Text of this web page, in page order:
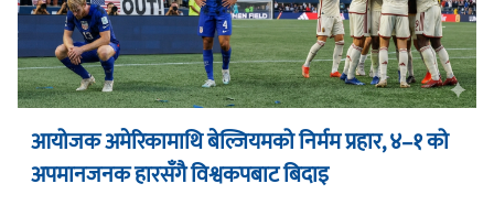
आयोजक अमेरिकामाथि बेल्जियमको निर्मम प्रहार, ४–१ को
अपमानजनक हारसँगै विश्वकपबाट बिदाइ